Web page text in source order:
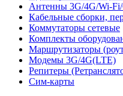
Антенны 3G/4G/Wi-
Кабельные сборки,
Коммутаторы сетевые
Комплекты
Маршрутизаторы
Модемы 3G/4G(LTE)
Репитеры
Сим-карты